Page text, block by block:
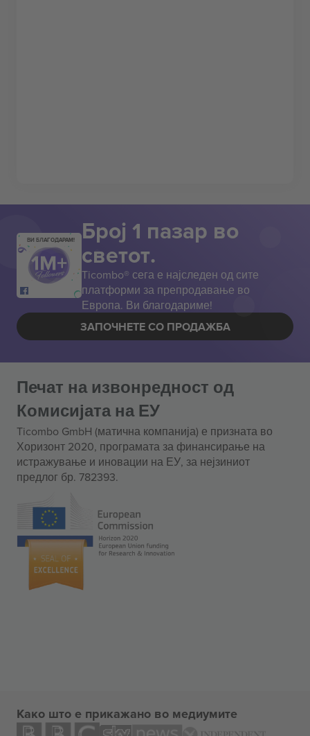
ВИ БЛАГОДАРАМ! Број 1 пазар во
светот.
Ticombo® сега е најследен од сите
платформи за препродавање во
Европа. Ви благодариме!
ЗАПОЧНЕТЕ СО ПРОДАЖБА
Печат на извонредност од
Комисијата на ЕУ
Ticombo GmbH (матична компанија) е призната во
Хоризонт 2020, програмата за финансирање на
истражување и иновации на ЕУ, за нејзиниот
предлог бр. 782393.
Како што е прикажано во медиумите